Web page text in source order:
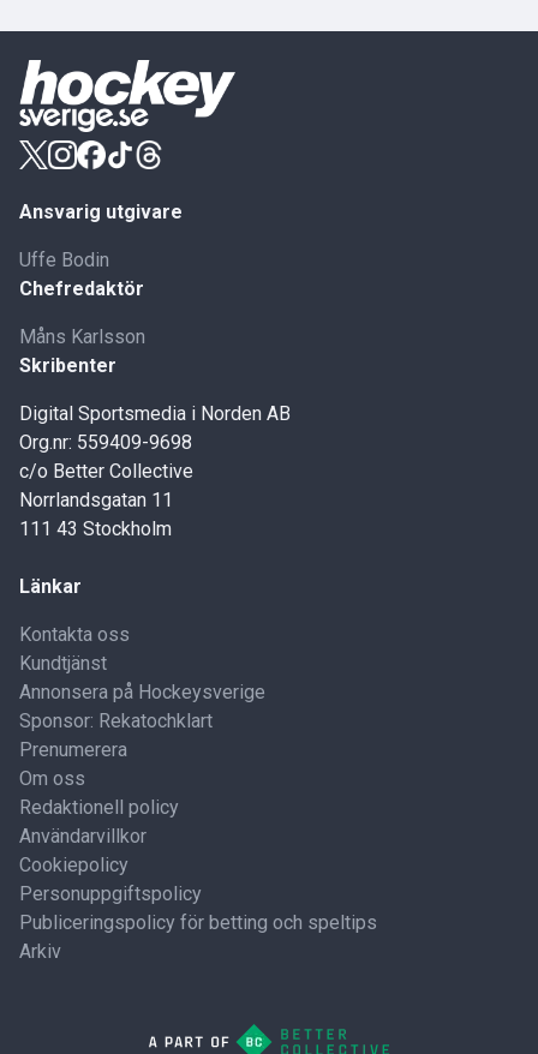
Ansvarig utgivare
Uffe Bodin
Chefredaktör
Måns Karlsson
Skribenter
Digital Sportsmedia i Norden AB
Org.nr: 559409-9698
c/o Better Collective
Norrlandsgatan 11
111 43 Stockholm
Länkar
Kontakta oss
Kundtjänst
Annonsera på Hockeysverige
Sponsor: Rekatochklart
Prenumerera
Om oss
Redaktionell policy
Användarvillkor
Cookiepolicy
Personuppgiftspolicy
Publiceringspolicy för betting och speltips
Arkiv